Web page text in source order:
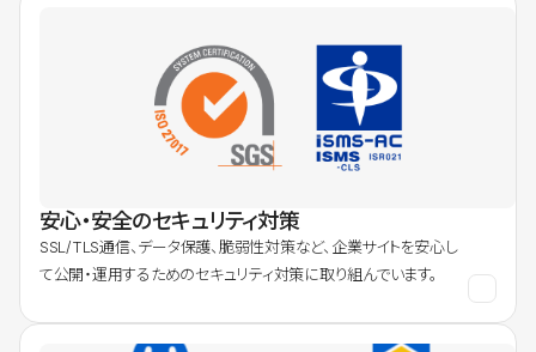
安心・安全のセキュリティ対策
SSL/TLS通信、データ保護、脆弱性対策など、企業サイトを安心し
て公開・運用するためのセキュリティ対策に取り組んでいます。